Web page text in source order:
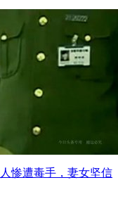
惨遭毒手，妻女坚信